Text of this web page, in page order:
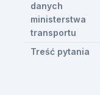
danych
ministerstwa
transportu
Treść pytania